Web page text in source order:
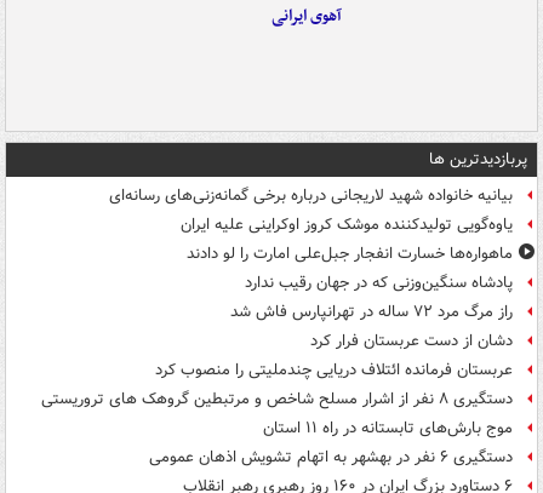
آهوی ایرانی
پربازدیدترین ها
بیانیه خانواده شهید لاریجانی درباره برخی گمانه‌زنی‌های رسانه‌ای
یاوه‌گویی تولیدکننده موشک کروز اوکراینی علیه ایران
ماهواره‌ها خسارت انفجار جبل‌علی امارت را لو دادند
پادشاه سنگین‌وزنی که در جهان رقیب ندارد
راز مرگ مرد ۷۲ ساله در تهرانپارس فاش شد
دشان از دست عربستان فرار کرد
عربستان فرمانده ائتلاف دریایی چندملیتی را منصوب کرد
دستگیری ۸ نفر از اشرار مسلح شاخص و مرتبطین گروهک های تروریستی
موج بارش‌های تابستانه در راه ۱۱ استان
دستگیری ۶ نفر در بهشهر به اتهام تشویش اذهان عمومی
۶ دستاورد بزرگ ایران در ۱۶۰ روز رهبری رهبر انقلاب